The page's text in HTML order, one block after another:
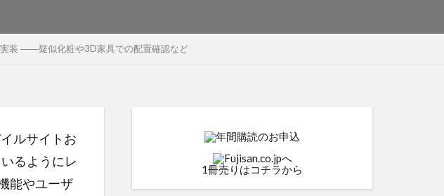
装 ――疑似化粧や3D家具での配置確認など
ルサイトお
るようにレ
能やユーザ
1冊売りはコチラから